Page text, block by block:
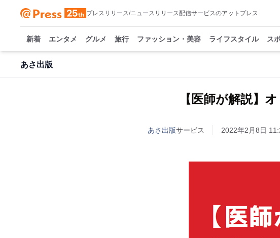
プレスリリース/ニュースリリース配信サービスのアットプレス
新着 エンタメ グルメ 旅行 ファッション・美容 ライフスタイル ス
あさ出版
【医師が解説】
あさ出版サービス 2022年2月8日